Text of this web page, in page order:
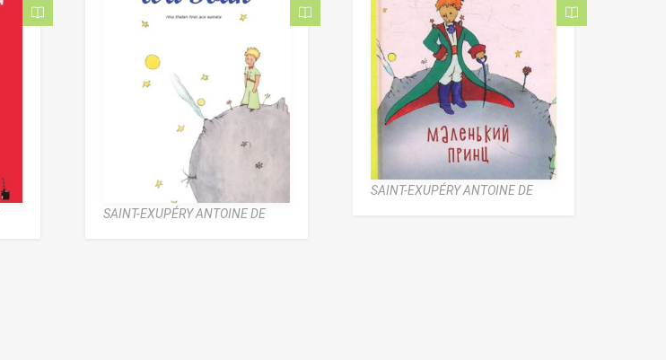
SAINT-EXUPÉRY ANTOINE DE
SAINT-EXUPÉRY ANTOINE DE